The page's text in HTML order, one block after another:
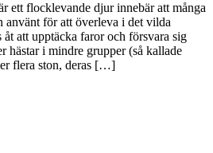
ett flocklevande djur innebär att många
använt för att överleva i det vilda
att upptäcka faror och försvara sig
hästar i mindre grupper (så kallade
flera ston, deras […]